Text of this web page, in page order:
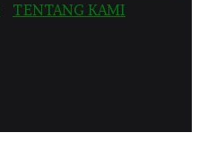
TENTANG KAMI